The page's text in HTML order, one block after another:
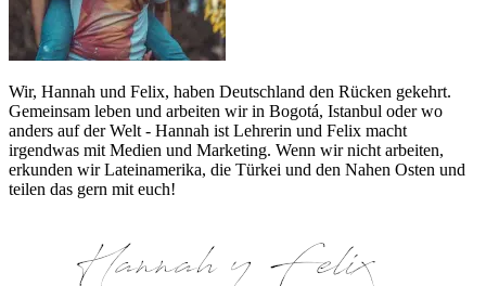
Wir, Hannah und Felix, haben Deutschland den Rücken gekehrt.
Gemeinsam leben und arbeiten wir in Bogotá, Istanbul oder wo
anders auf der Welt - Hannah ist Lehrerin und Felix macht
irgendwas mit Medien und Marketing. Wenn wir nicht arbeiten,
erkunden wir Lateinamerika, die Türkei und den Nahen Osten und
teilen das gern mit euch!